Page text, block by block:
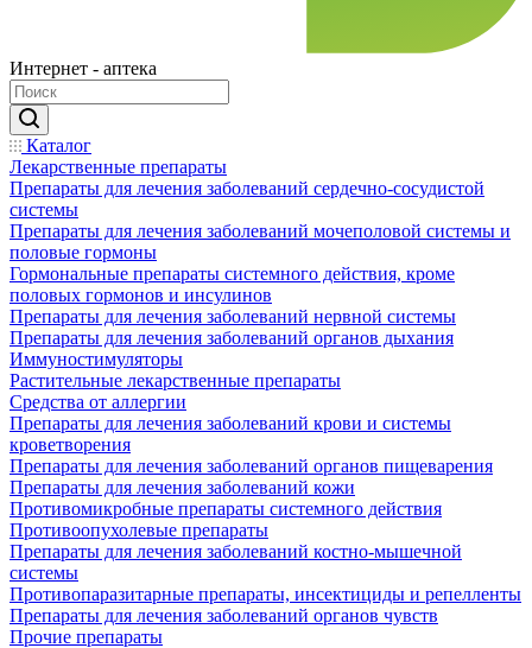
Интернет - аптека
Каталог
Лекарственные препараты
Препараты для лечения заболеваний сердечно-сосудистой
системы
Препараты для лечения заболеваний мочеполовой системы и
половые гормоны
Гормональные препараты системного действия, кроме
половых гормонов и инсулинов
Препараты для лечения заболеваний нервной системы
Препараты для лечения заболеваний органов дыхания
Иммуностимуляторы
Растительные лекарственные препараты
Средства от аллергии
Препараты для лечения заболеваний крови и системы
кроветворения
Препараты для лечения заболеваний органов пищеварения
Препараты для лечения заболеваний кожи
Противомикробные препараты системного действия
Противоопухолевые препараты
Препараты для лечения заболеваний костно-мышечной
системы
Противопаразитарные препараты, инсектициды и репелленты
Препараты для лечения заболеваний органов чувств
Прочие препараты